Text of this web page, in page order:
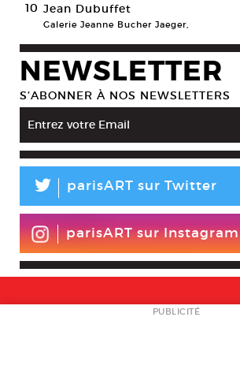
10 Jean Dubuffet
Galerie Jeanne Bucher Jaeger,
NEWSLETTER
S’ABONNER À NOS NEWSLETTERS
L parisART sur Twitter
parisART sur Instagram
NEWSLETTER
PUBLICITÉ